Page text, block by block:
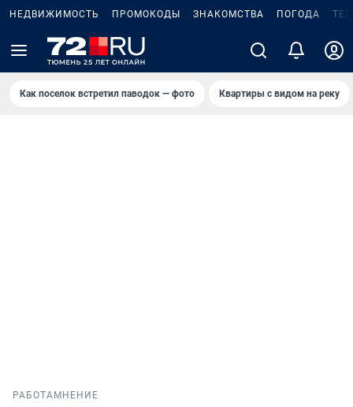
НЕДВИЖИМОСТЬ ПРОМОКОДЫ ЗНАКОМСТВА ПОГОДА
Как поселок встретил паводок — фото Квартиры с видом на реку
РАБОТА МНЕНИЕ